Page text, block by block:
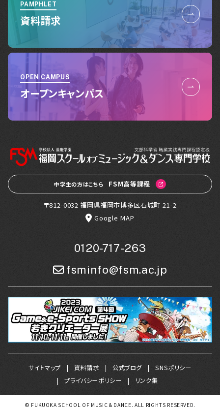
PAMPHLET
資料請求
OPEN CAMPUS
オープンキャンパス
中学生の方はこちら FSM高等課程
〒812-0032 福岡県福岡市博多区石城町 21-2
Google MAP
0120-717-263
fsminfo@fsm.ac.jp
サイトマップ 資料請求 公式ブログ
SNSポリシー
プライバシーポリシー
リンク集
© FUKUOKA SCHOOL OF MUSIC & DANCE. ALL RIGHTS RESERVED.